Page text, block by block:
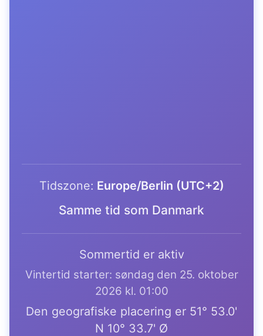
Tidszone: Europe/Berlin (UTC+2)
Samme tid som Danmark
Sommertid er aktiv
Vintertid starter: søndag den 25. oktober
2026 kl. 01:00
Den geografiske placering er 51° 53.0'
N 10° 33.7' Ø